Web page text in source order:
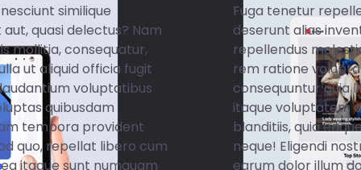
similique
quasi delectus? Nam
mollitia, consequatur,
ut aliquid officia fugit
voluptatibus
quibusdam
tempora provident
quo, repellat libero cum
itaque sunt numquam
Fuga tenetur
deserunt alias
repellendus
rem ratione
consequuntur quia
itaque voluptatem
blanditiis, quia
neque! Eligendi
earum dolor illum